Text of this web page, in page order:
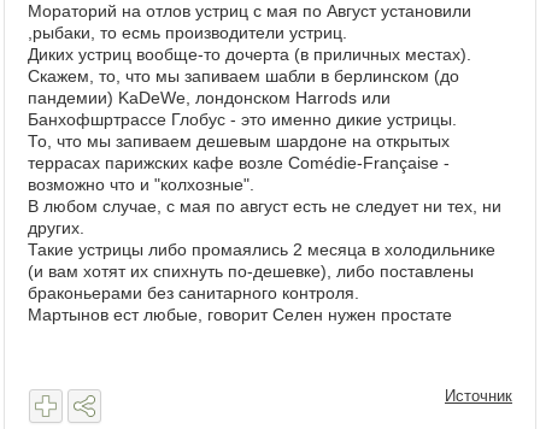
Мораторий на отлов устриц с мая по Август установили
,рыбаки, то есмь производители устриц.
Диких устриц вообще-то дочерта (в приличных местах).
Скажем, то, что мы запиваем шабли в берлинском (до
пандемии) KаDеWe, лондонском Harrods или
Банхофшртрассе Глобус - это именно дикие устрицы.
То, что мы запиваем дешевым шардоне на открытых
террасах парижских кафе возле Comédie-Française -
возможно что и "колхозные".
В любом случае, с мая по август есть не следует ни тех, ни
других.
Такие устрицы либо промаялись 2 месяца в холодильнике
(и вам хотят их спихнуть по-дешевке), либо поставлены
браконьерами без санитарного контроля.
Мартынов ест любые, говорит Селен нужен простате
Источник